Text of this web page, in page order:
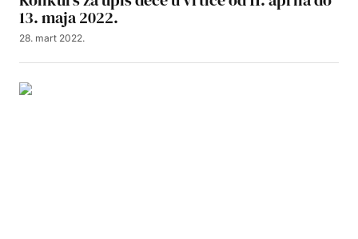
13. maja 2022.
28. mart 2022.